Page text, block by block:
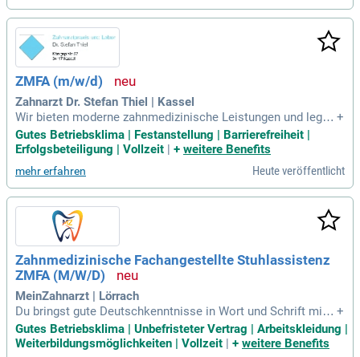
ZMFA (m/w/d)
Zahnarzt Dr. Stefan Thiel | Kassel
Wir bieten moderne zahnmedizinische Leistungen und legen
großen Wert auf Qualität und kontinuierliche Weiterbildung.
Als Arbeitgeber schätzen wir Eigeninitiative, Zuverlässigkeit
und ein freundliches Auftreten gegenüber Patienten und Koll
egen.
+
Gutes Betriebsklima | Festanstellung | Barrierefreiheit |
Erfolgsbeteiligung | Vollzeit | + weitere Benefits
mehr erfahren Heute veröffentlicht
Zahnmedizinische Fachangestellte Stuhlassistenz
ZMFA (M/W/D)
MeinZahnarzt | Lörrach
Du bringst gute Deutschkenntnisse in Wort und Schrift mit,
die dir helfen, effektiv zu kommunizieren; Deine Ausbildung
als zahnmedizinische Fachangestellte hast du erfolgreich a
+
Gutes Betriebsklima | Unbefristeter Vertrag | Arbeitskleidung |
Weiterbildungsmöglichkeiten | Vollzeit
+ weitere Benefits